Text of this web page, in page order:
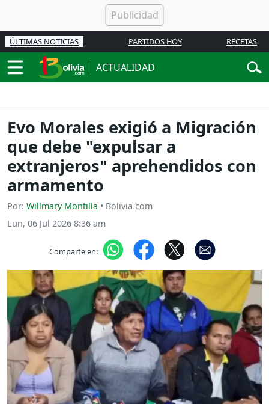
ÚLTIMAS NOTICIAS PARTIDOS HOY RECETAS
ACTUALIDAD
Evo Morales exigió a Migración
que debe "expulsar a
extranjeros" aprehendidos con
armamento
Por: Willmary Montilla • Bolivia.com
Lun, 06 Jul 2026 8:36 am
Comparte en: